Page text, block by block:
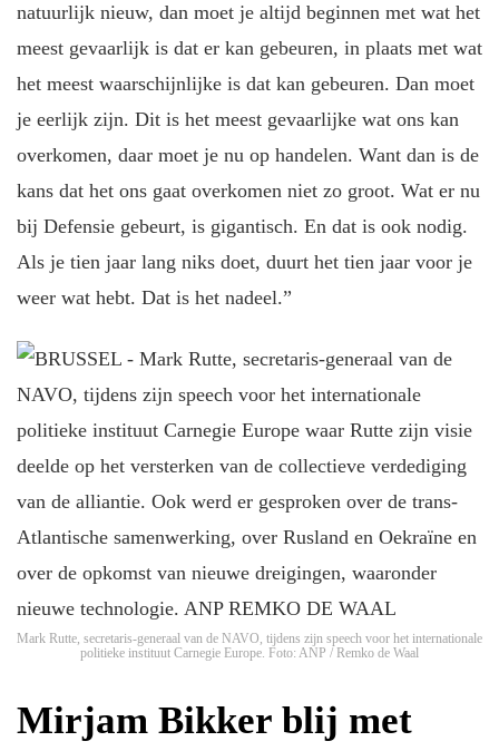
natuurlijk nieuw, dan moet je altijd beginnen met wat het
meest gevaarlijk is dat er kan gebeuren, in plaats met wat
het meest waarschijnlijke is dat kan gebeuren. Dan moet
je eerlijk zijn. Dit is het meest gevaarlijke wat ons kan
overkomen, daar moet je nu op handelen. Want dan is de
kans dat het ons gaat overkomen niet zo groot. Wat er nu
bij Defensie gebeurt, is gigantisch. En dat is ook nodig.
Als je tien jaar lang niks doet, duurt het tien jaar voor je
weer wat hebt. Dat is het nadeel.”
Mark Rutte, secretaris-generaal van de NAVO, tijdens zijn speech voor het internationale
politieke instituut Carnegie Europe. Foto: ANP / Remko de Waal
Mirjam Bikker blij met